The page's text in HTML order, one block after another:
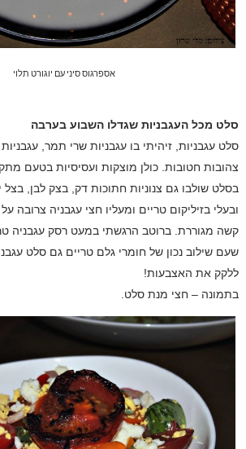
אספרגוס סיני עם יוגורט תלוי
סלט מכל העגבניות שגדלו השבוע בערבה
סלט עגבניות, זיהיתי בו עגבניות שרי תמר,
צהובות חטובות. כולן מוצקות ועסיסיות בטעם
בסלט שולבו גם צנוניות חתוכות דק, בצק לבן, בצל
ובעלי בזיליקום טריים ומעליו חצי עגבניה צרובה
קשה מגוררת. ברוטב הרגשתי במעט רסק עגבניה
שעם שילוב נכון של חומרי גלם טריים גם סלט
ללקק את האצבעות!
בתמונה – חצי מנת סלט.